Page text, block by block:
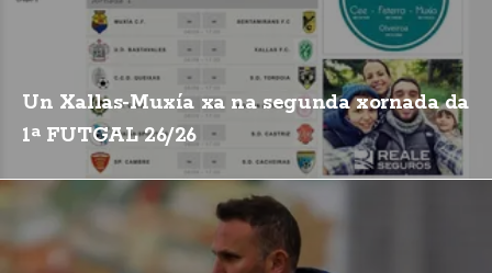
Un Xallas-Muxía xa na segunda xornada da
1ª FUTGAL 26/26